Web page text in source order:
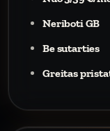
Neriboti GB
Be sutarties
Greitas